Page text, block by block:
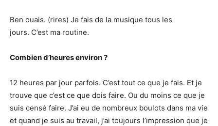
Ben ouais. (rires) Je fais de la musique tous les
jours. C’est ma routine.
Combien d’heures environ ?
12 heures par jour parfois. C’est tout ce que je fais. Et je
trouve que c’est ce que dois faire. Ou du moins ce que je
suis censé faire. J’ai eu de nombreux boulots dans ma vie
et quand je suis au travail, j’ai toujours l’impression que je